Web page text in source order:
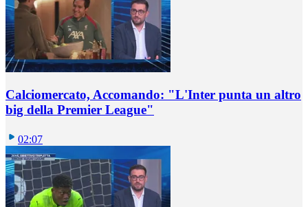
Calciomercato, Accomando: "L'Inter punta un altro
big della Premier League"
02:07